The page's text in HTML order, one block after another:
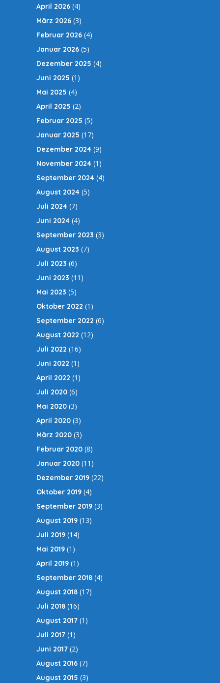
April 2026 (4)
März 2026 (3)
Februar 2026 (4)
Januar 2026 (5)
Dezember 2025 (4)
Juni 2025 (1)
Mai 2025 (4)
April 2025 (2)
Februar 2025 (5)
Januar 2025 (17)
Dezember 2024 (9)
November 2024 (1)
September 2024 (4)
August 2024 (5)
Juli 2024 (7)
Juni 2024 (4)
September 2023 (3)
August 2023 (7)
Juli 2023 (6)
Juni 2023 (11)
Mai 2023 (5)
Oktober 2022 (1)
September 2022 (6)
August 2022 (12)
Juli 2022 (16)
Juni 2022 (1)
April 2022 (1)
Juli 2020 (6)
Mai 2020 (3)
April 2020 (3)
März 2020 (3)
Februar 2020 (8)
Januar 2020 (11)
Dezember 2019 (22)
Oktober 2019 (4)
September 2019 (3)
August 2019 (13)
Juli 2019 (14)
Mai 2019 (1)
April 2019 (1)
September 2018 (4)
August 2018 (17)
Juli 2018 (16)
August 2017 (1)
Juli 2017 (1)
Juni 2017 (2)
August 2016 (7)
August 2015 (3)